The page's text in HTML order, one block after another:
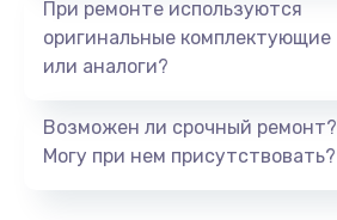
При ремонте используются
оригинальные комплектующие
или аналоги?
Возможен ли срочный ремонт?
Могу при нем присутствовать?